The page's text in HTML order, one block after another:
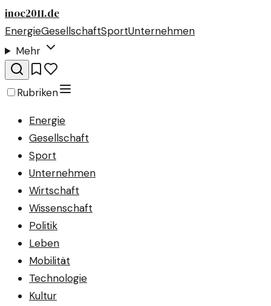
inoc2011.de
EnergieGesellschaftSportUnternehmen
Mehr
Rubriken
Energie
Gesellschaft
Sport
Unternehmen
Wirtschaft
Wissenschaft
Politik
Leben
Mobilität
Technologie
Kultur